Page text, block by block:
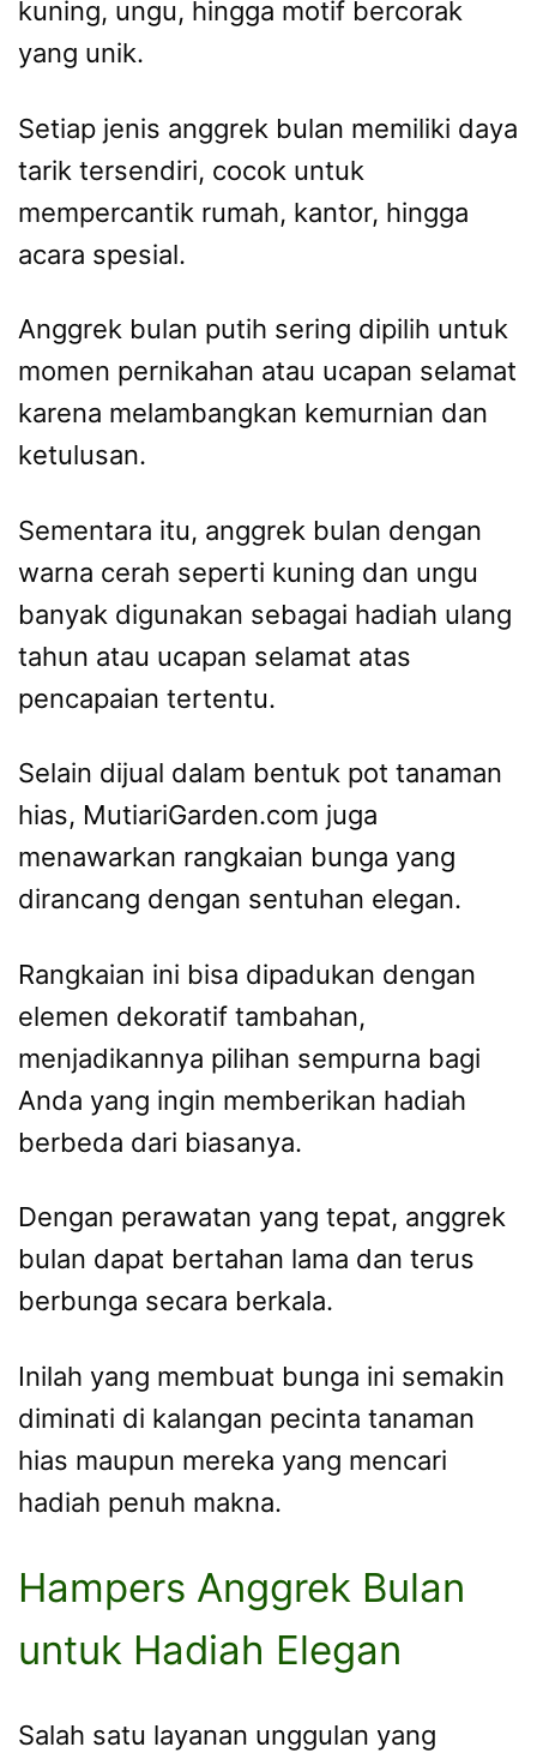
kuning, ungu, hingga motif bercorak
yang unik.
Setiap jenis anggrek bulan memiliki daya
tarik tersendiri, cocok untuk
mempercantik rumah, kantor, hingga
acara spesial.
Anggrek bulan putih sering dipilih untuk
momen pernikahan atau ucapan selamat
karena melambangkan kemurnian dan
ketulusan.
Sementara itu, anggrek bulan dengan
warna cerah seperti kuning dan ungu
banyak digunakan sebagai hadiah ulang
tahun atau ucapan selamat atas
pencapaian tertentu.
Selain dijual dalam bentuk pot tanaman
hias, MutiariGarden.com juga
menawarkan rangkaian bunga yang
dirancang dengan sentuhan elegan.
Rangkaian ini bisa dipadukan dengan
elemen dekoratif tambahan,
menjadikannya pilihan sempurna bagi
Anda yang ingin memberikan hadiah
berbeda dari biasanya.
Dengan perawatan yang tepat, anggrek
bulan dapat bertahan lama dan terus
berbunga secara berkala.
Inilah yang membuat bunga ini semakin
diminati di kalangan pecinta tanaman
hias maupun mereka yang mencari
hadiah penuh makna.
Hampers Anggrek Bulan
untuk Hadiah Elegan
Salah satu layanan unggulan yang